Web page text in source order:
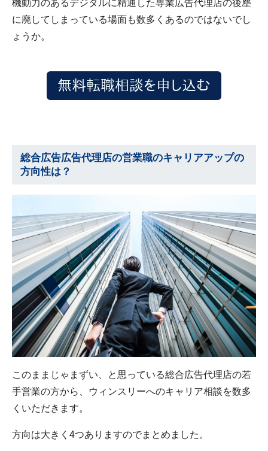
機動力のあるデジタルに精通した専業広告代理店の後塵
に廃してしまっている場面も数多くあるのではないでし
ょうか。
総合広告広告代理店の営業職のキャリアアップの
方向性は ？
このままじゃまずい、と思っている総合広告代理店の若
手営業の方から、ウィンスリーへのキャリア相談を数多
くいただきます。
方向は大きく4つありますのでまとめました。